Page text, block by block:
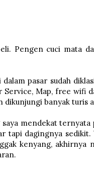
Pengen cuci mata
pasar sudah
Service, Map, free wifi
dikunjungi banyak turis
mendekat ternyata
tapi dagingnya sedikit.
kenyang, akhirnya